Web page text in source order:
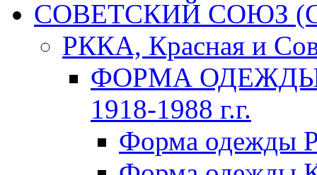
СОВЕТСКИЙ СОЮЗ
РККА, Красная и
ФОРМА ОДЕЖДЫ
1918-1988 г.г.
Форма одежды